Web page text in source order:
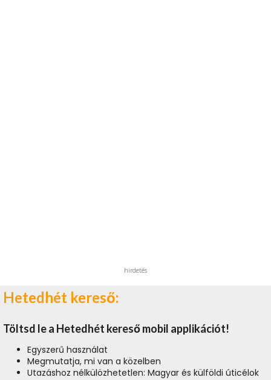
hirdetés
Hetedhét kereső:
Töltsd le a Hetedhét kereső mobil applikációt!
Egyszerű használat
Megmutatja, mi van a közelben
Utazáshoz nélkülözhetetlen: Magyar és külföldi úticélok